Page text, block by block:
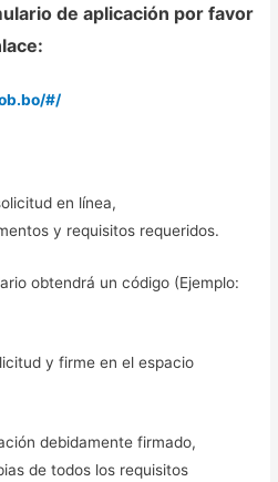
de aplicación por favor
#/
en línea,
y requisitos requeridos.
obtendrá un código (Ejemplo:
y firme en el espacio
debidamente firmado,
de todos los requisitos